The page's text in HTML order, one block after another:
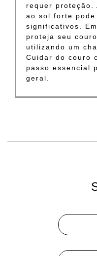
requer proteção.
ao sol forte pode
significativos.
proteja seu
utilizando um
Cuidar do couro
passo essencial
geral.